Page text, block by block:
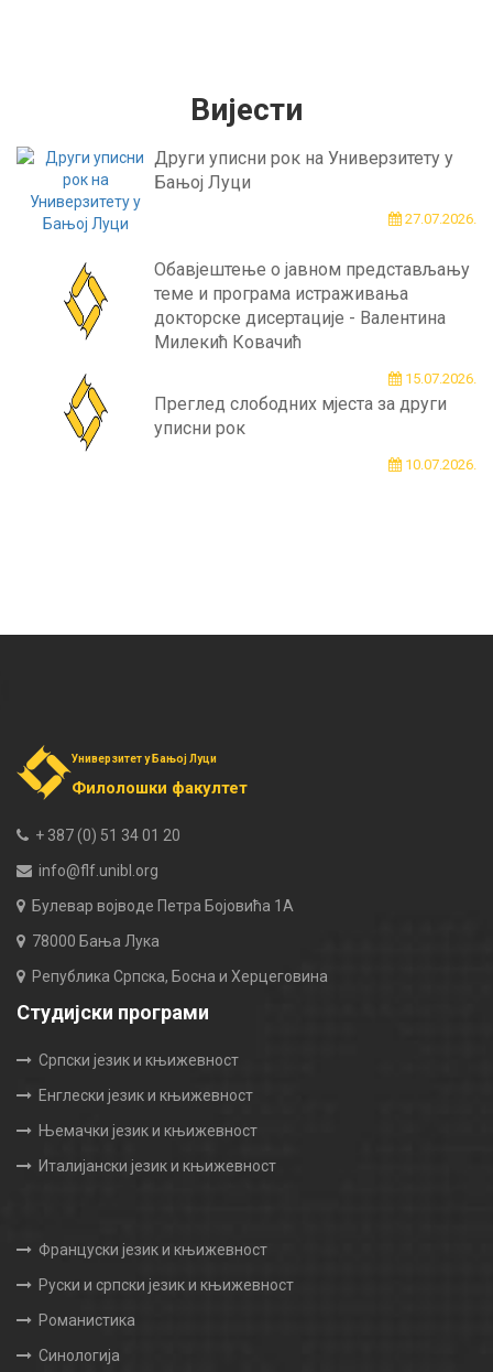
Вијести
Други уписни рок на Универзитету у
Бањој Луци
27.07.2026.
Обавјештење о јавном представљању
теме и програма истраживања
докторске дисертације - Валентина
Милекић Ковачић
15.07.2026.
Преглед слободних мјеста за други
уписни рок
10.07.2026.
Универзитет у Бањој Луци
Филолошки факултет
+ 387 (0) 51 34 01 20
info@flf.unibl.org
Булевар војводе Петра Бојовића 1А
78000 Бања Лука
Република Српска, Босна и Херцеговина
Студијски програми
Српски језик и књижевност
Енглески језик и књижевност
Њемачки језик и књижевност
Италијански језик и књижевност
Француски језик и књижевност
Руски и српски језик и књижевност
Романистика
Синологија